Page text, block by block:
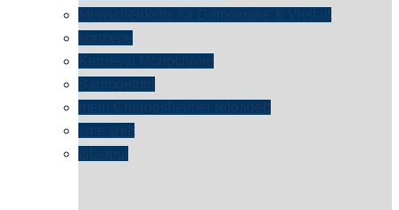
Menschenkette für Demokratie & Vielfalt
konzerte
Karneval Monochrom
Baumgefühl
mein Chargesheimer reloaded
time shift
Istanbul